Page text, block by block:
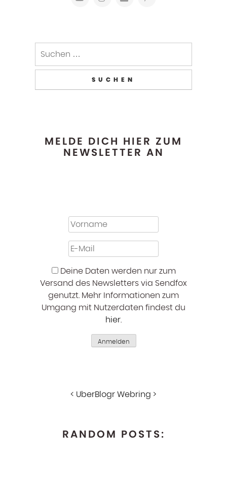
MELDE DICH HIER ZUM
NEWSLETTER AN
Deine Daten werden nur zum
Versand des Newsletters via Sendfox
genutzt. Mehr Informationen zum
Umgang mit Nutzerdaten findest du
hier.
Anmelden
< UberBlogr Webring >
RANDOM POSTS: